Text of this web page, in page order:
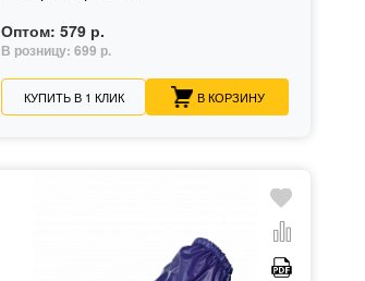
Оптом:579 р.
В розницу:699 р.
КУПИТЬ В 1 КЛИК В КОРЗИНУ